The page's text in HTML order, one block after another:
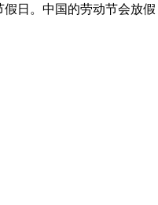
日。中国的劳动节会放